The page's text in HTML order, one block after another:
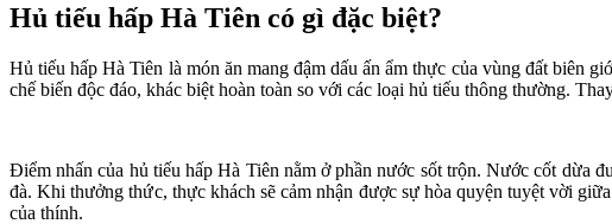
Hủ tiếu hấp Hà Tiên có gì đặc biệt?
Hủ tiếu hấp Hà Tiên là món ăn mang đậm dấu ấn ẩm thực của vùng đất biên
chế biến độc đáo, khác biệt hoàn toàn so với các loại hủ tiếu thông thường.
Điểm nhấn của hủ tiếu hấp Hà Tiên nằm ở phần nước sốt trộn. Nước cốt dừa
đà. Khi thưởng thức, thực khách sẽ cảm nhận được sự hòa quyện tuyệt vời
của thính.